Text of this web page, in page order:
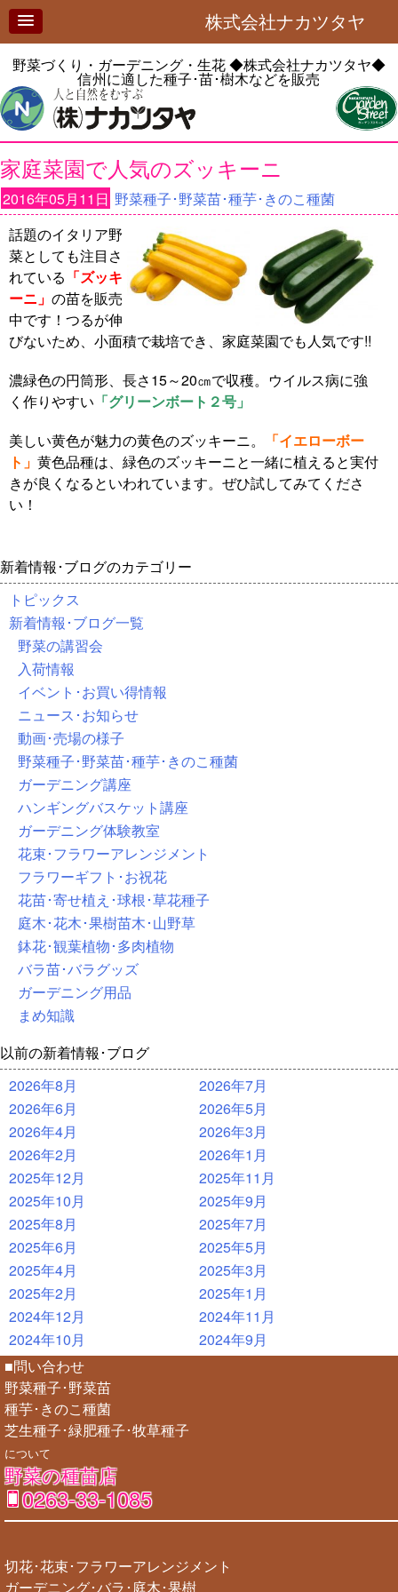
株式会社ナカツタヤ
野菜づくり・ガーデニング・生花◆株式会社ナカツタヤ◆
信州に適した種子･苗･樹木などを販売
家庭菜園で人気のズッキーニ
2016年05月11日 野菜種子･野菜苗･種芋･きのこ種菌
話題のイタリア野
菜としても注目さ
れている 「ズッキ
ーニ」 の苗を販売
中です！つるが伸
びないため、小面積で栽培でき、家庭菜園でも人気です!!
濃緑色の円筒形、長さ15～20㎝で収穫。ウイルス病に強
く作りやすい 「グリーンボート２号」
美しい黄色が魅力の黄色のズッキーニ。
「イエローボー
ト」 黄色品種は、緑色のズッキーニと一緒に植えると実付
きが良くなるといわれています。ぜひ試してみてくださ
い！
新着情報･ブログのカテゴリー
トピックス
新着情報･ブログ一覧
野菜の講習会
入荷情報
イベント･お買い得情報
ニュース･お知らせ
動画･売場の様子
野菜種子･野菜苗･種芋･きのこ種菌
ガーデニング講座
ハンギングバスケット講座
ガーデニング体験教室
花束･フラワーアレンジメント
フラワーギフト･お祝花
花苗･寄せ植え･球根･草花種子
庭木･花木･果樹苗木･山野草
鉢花･観葉植物･多肉植物
バラ苗･バラグッズ
ガーデニング用品
まめ知識
以前の新着情報･ブログ
2026年8月
2026年7月
2026年6月
2026年5月
2026年4月
2026年3月
2026年2月
2026年1月
2025年12月
2025年11月
2025年10月
2025年9月
2025年8月
2025年7月
2025年6月
2025年5月
2025年4月
2025年3月
2025年2月
2025年1月
2024年12月
2024年11月
2024年10月
2024年9月
■問い合わせ
野菜種子･野菜苗
種芋･きのこ種菌
芝生種子･緑肥種子･牧草種子
について
野菜の種苗店
0263-33-1085
切花･花束･フラワーアレンジメント
ガーデニング･バラ･庭木･果樹